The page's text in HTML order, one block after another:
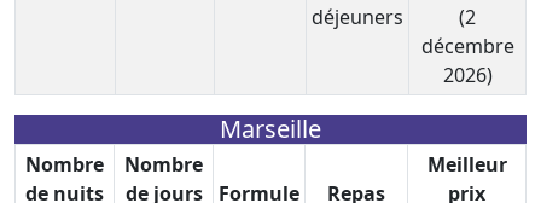
déjeuners
(2
décembre
2026)
Marseille
Nombre
de nuits
Nombre
de jours
Formule Repas
Meilleur
prix